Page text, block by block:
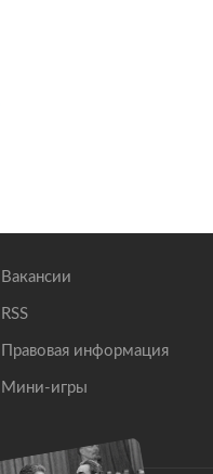
Вакансии
RSS
Правовая информация
Мини-игры